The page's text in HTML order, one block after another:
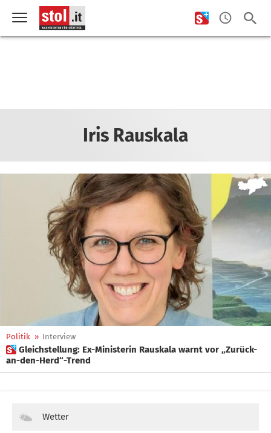
Iris Rauskala
Politik » Interview
 Gleichstellung: Ex-Ministerin Rauskala warnt vor „Zurück-
an-den-Herd“-Trend
Wetter